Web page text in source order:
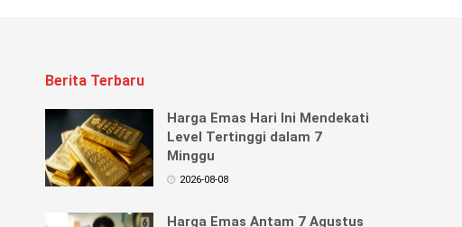
Berita Terbaru
Harga Emas Hari Ini Mendekati
Level Tertinggi dalam 7
Minggu
2026-08-08
Harga Emas Antam 7 Agustus